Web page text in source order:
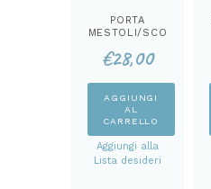
PORTA
MESTOLI/SCO
KIT
€28,00
AGGIUNGI
AL
CARRELLO
Aggiungi alla
Lista desideri